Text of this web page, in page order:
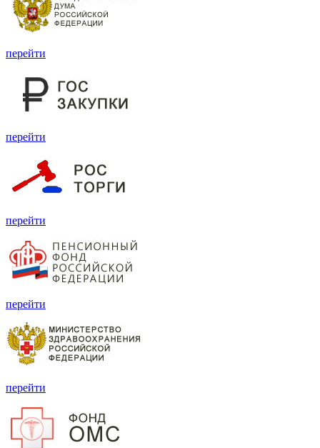
перейти
перейти
перейти
перейти
перейти